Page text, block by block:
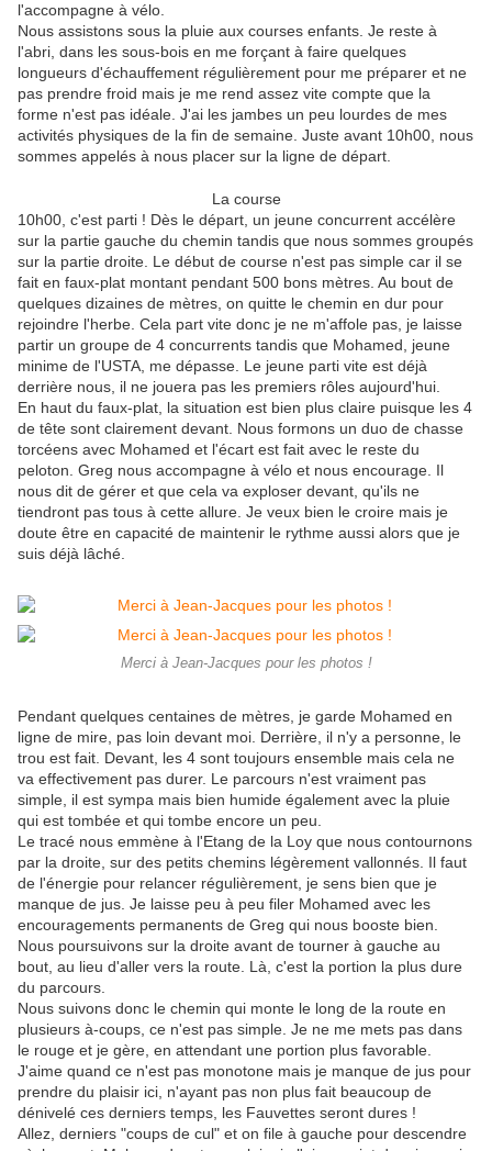
l'accompagne à vélo.
Nous assistons sous la pluie aux courses enfants. Je reste à
l'abri, dans les sous-bois en me forçant à faire quelques
longueurs d'échauffement régulièrement pour me préparer et ne
pas prendre froid mais je me rend assez vite compte que la
forme n'est pas idéale. J'ai les jambes un peu lourdes de mes
activités physiques de la fin de semaine. Juste avant 10h00, nous
sommes appelés à nous placer sur la ligne de départ.
La course
10h00, c'est parti ! Dès le départ, un jeune concurrent accélère
sur la partie gauche du chemin tandis que nous sommes groupés
sur la partie droite. Le début de course n'est pas simple car il se
fait en faux-plat montant pendant 500 bons mètres. Au bout de
quelques dizaines de mètres, on quitte le chemin en dur pour
rejoindre l'herbe. Cela part vite donc je ne m'affole pas, je laisse
partir un groupe de 4 concurrents tandis que Mohamed, jeune
minime de l'USTA, me dépasse. Le jeune parti vite est déjà
derrière nous, il ne jouera pas les premiers rôles aujourd'hui.
En haut du faux-plat, la situation est bien plus claire puisque les 4
de tête sont clairement devant. Nous formons un duo de chasse
torcéens avec Mohamed et l'écart est fait avec le reste du
peloton. Greg nous accompagne à vélo et nous encourage. Il
nous dit de gérer et que cela va exploser devant, qu'ils ne
tiendront pas tous à cette allure. Je veux bien le croire mais je
doute être en capacité de maintenir le rythme aussi alors que je
suis déjà lâché.
Merci à Jean-Jacques pour les photos !
Pendant quelques centaines de mètres, je garde Mohamed en
ligne de mire, pas loin devant moi. Derrière, il n'y a personne, le
trou est fait. Devant, les 4 sont toujours ensemble mais cela ne
va effectivement pas durer. Le parcours n'est vraiment pas
simple, il est sympa mais bien humide également avec la pluie
qui est tombée et qui tombe encore un peu.
Le tracé nous emmène à l'Etang de la Loy que nous contournons
par la droite, sur des petits chemins légèrement vallonnés. Il faut
de l'énergie pour relancer régulièrement, je sens bien que je
manque de jus. Je laisse peu à peu filer Mohamed avec les
encouragements permanents de Greg qui nous booste bien.
Nous poursuivons sur la droite avant de tourner à gauche au
bout, au lieu d'aller vers la route. Là, c'est la portion la plus dure
du parcours.
Nous suivons donc le chemin qui monte le long de la route en
plusieurs à-coups, ce n'est pas simple. Je ne me mets pas dans
le rouge et je gère, en attendant une portion plus favorable.
J'aime quand ce n'est pas monotone mais je manque de jus pour
prendre du plaisir ici, n'ayant pas non plus fait beaucoup de
dénivelé ces derniers temps, les Fauvettes seront dures !
Allez, derniers "coups de cul" et on file à gauche pour descendre